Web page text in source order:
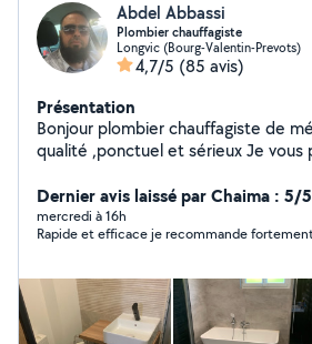
Abdel Abbassi
Plombier chauffagiste
Longvic (Bourg-Valentin-Prevots)
4,7/5 (85 avis)
Présentation
Bonjour plombier chauffagiste de
qualité ,ponctuel et sérieux Je vous
Réparation de fuites - Débouchage
Remplacement de robinetterie -
réparation de fuites -
réparation fuite enterré -
chauffage
Dernier avis laissé par Chaima : 5/5
mercredi à 16h
Rapide et efficace je recommande